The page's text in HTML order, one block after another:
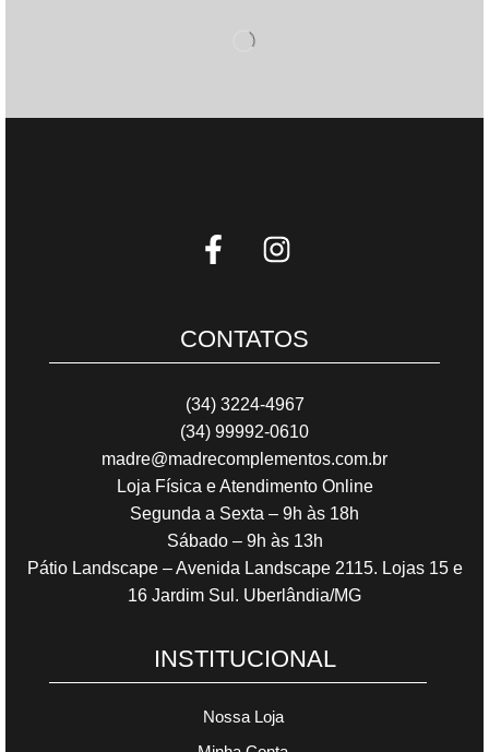
CONTATOS
(34) 3224-4967
(34) 99992-0610
madre@madrecomplementos.com.br
Loja Física e Atendimento Online
Segunda a Sexta – 9h às 18h
Sábado – 9h às 13h
Pátio Landscape – Avenida Landscape 2115. Lojas 15 e
16 Jardim Sul. Uberlândia/MG
INSTITUCIONAL
Nossa Loja